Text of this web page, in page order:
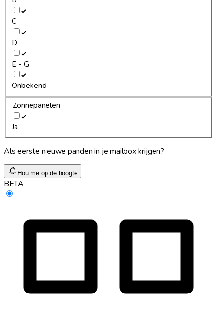
C
D
E - G
Onbekend
Zonnepanelen
Ja
Als eerste nieuwe panden in je mailbox krijgen?
Hou me op de hoogte
BETA